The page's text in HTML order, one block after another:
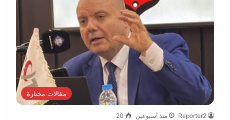
مقالات مختارة
Reporter2 منذ أسبوعين 20